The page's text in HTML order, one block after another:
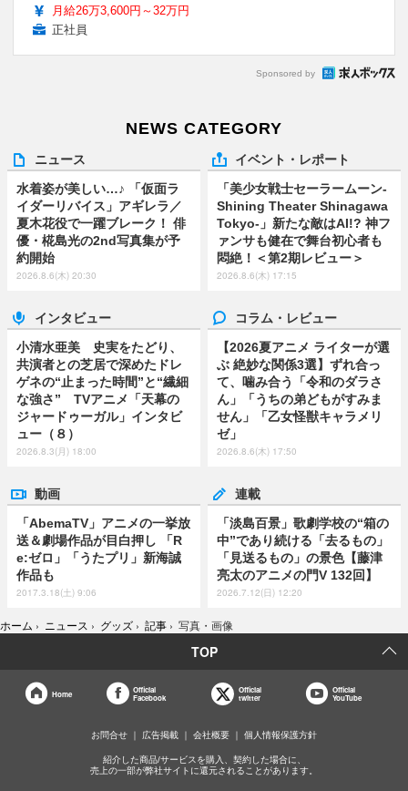
月給26万3,600円～32万円
正社員
Sponsored by
NEWS CATEGORY
ニュース
水着姿が美しい…♪ 「仮面ラ
イダーリバイス」アギレラ／
夏木花役で一躍ブレーク！ 俳
優・椛島光の2nd写真集が予
約開始
2026.8.6(木) 20:30
イベント・レポート
「美少女戦士セーラームーン-
Shining Theater Shinagawa
Tokyo-」新たな敵はAI!? 神フ
ァンサも健在で舞台初心者も
悶絶！＜第2期レビュー＞
2026.8.6(木) 17:15
インタビュー
小清水亜美 史実をたどり、
共演者との芝居で深めたドレ
ゲネの“止まった時間”と“繊細
な強さ” TVアニメ「天幕の
ジャードゥーガル」インタビ
ュー（８）
2026.8.3(月) 18:00
コラム・レビュー
【2026夏アニメ ライターが選
ぶ 絶妙な関係3選】ずれ合っ
て、噛み合う「令和のダラさ
ん」「うちの弟どもがすみま
せん」「乙女怪獣キャラメリ
ゼ」
2026.8.6(木) 17:50
動画
「AbemaTV」アニメの一挙放
送＆劇場作品が目白押し 「R
e:ゼロ」「うたプリ」新海誠
作品も
2017.3.18(土) 9:06
連載
「淡島百景」歌劇学校の“箱の
中”であり続ける「去るもの」
「見送るもの」の景色【藤津
亮太のアニメの門V 132回】
2026.7.12(日) 12:20
ホーム › ニュース › グッズ › 記事 › 写真・画像
TOP
Home
Official
Facebook
Official
twitter
Official
YouTube
お問合せ 広告掲載 会社概要 個人情報保護方針
紹介した商品/サービスを購入、契約した場合に、
売上の一部が弊社サイトに還元されることがあります。